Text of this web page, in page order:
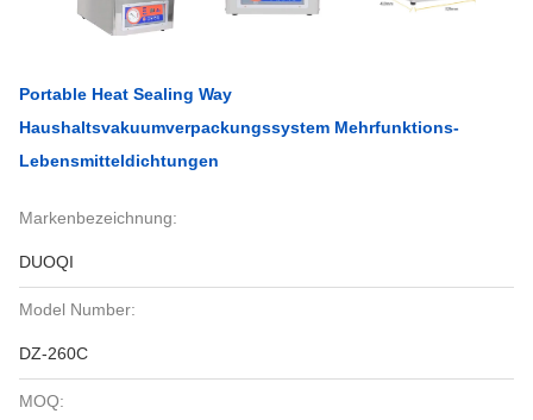
Portable Heat Sealing Way
Haushaltsvakuumverpackungssystem Mehrfunktions-
Lebensmitteldichtungen
Markenbezeichnung:
DUOQI
Model Number:
DZ-260C
MOQ: